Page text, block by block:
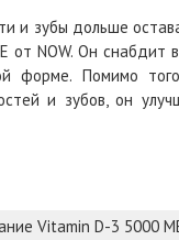
и зубы дольше
от NOW. Он снабдит
форме. Помимо
и зубов, он
Vitamin D-3 5000